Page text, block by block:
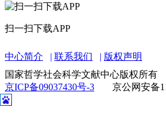
扫一扫下载APP
中心简介 联系我们
版权声明
国家哲学社会科学文献中心版权所有
京ICP备09037430号-3
京公网安备